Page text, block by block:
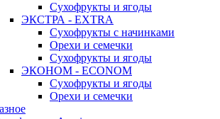
Сухофрукты и ягоды
ЭКСТРА - EXTRA
Сухофрукты с начинками
Орехи и семечки
Сухофрукты и ягоды
ЭКОНОМ - ECONOM
Сухофрукты и ягоды
Орехи и семечки